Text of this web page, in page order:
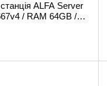
ALFA Server
/ RAM 64GB /